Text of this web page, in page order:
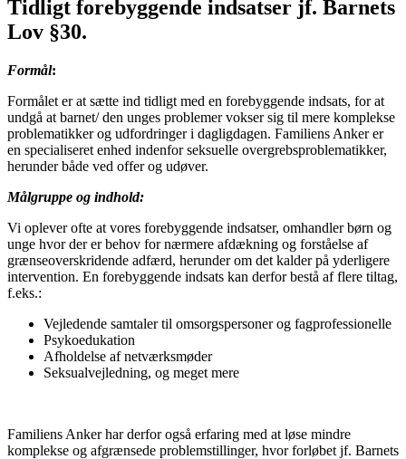
Tidligt forebyggende indsatser jf. Barnets
Lov §30.
Formål:
Formålet er at sætte ind tidligt med en forebyggende indsats, for at
undgå at barnet/ den unges problemer vokser sig til mere komplekse
problematikker og udfordringer i dagligdagen. Familiens Anker er
en specialiseret enhed indenfor seksuelle overgrebsproblematikker,
herunder både ved offer og udøver.
Målgruppe og indhold:
Vi oplever ofte at vores forebyggende indsatser, omhandler børn og
unge hvor der er behov for nærmere afdækning og forståelse af
grænseoverskridende adfærd, herunder om det kalder på yderligere
intervention. En forebyggende indsats kan derfor bestå af flere tiltag,
f.eks.:
Vejledende samtaler til omsorgspersoner og fagprofessionelle
Psykoedukation
Afholdelse af netværksmøder
Seksualvejledning, og meget mere
Familiens Anker har derfor også erfaring med at løse mindre
komplekse og afgrænsede problemstillinger, hvor forløbet jf. Barnets